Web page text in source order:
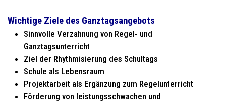
Wichtige Ziele des Ganztagsangebots
Sinnvolle Verzahnung von Regel- und
Ganztagsunterricht
Ziel der Rhythmisierung des Schultags
Schule als Lebensraum
Projektarbeit als Ergänzung zum Regelunterricht
Förderung von leistungsschwachen und